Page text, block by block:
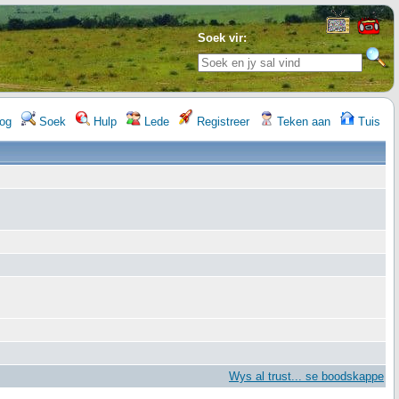
Soek vir:
Soek Hulp Lede Registreer Teken aan Tuis
Wys al trust... se boodskappe